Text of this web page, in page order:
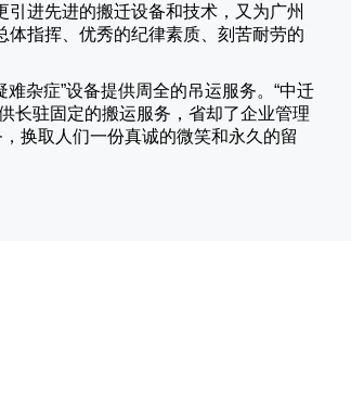
进先进的搬迁设备和技术，又为广州
体指挥、优秀的纪律素质、刻苦耐劳的
杂症”设备提供周全的吊运服务。“中迁
长驻固定的搬运服务，省却了企业管理
换取人们一份真诚的微笑和永久的留